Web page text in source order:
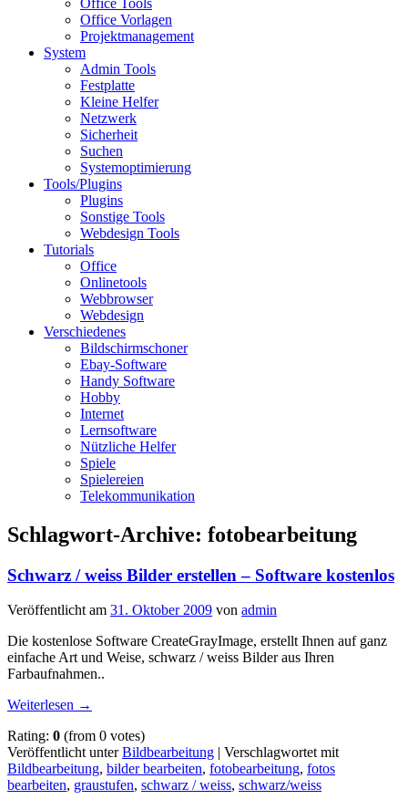
Office Vorlagen
Projektmanagement
System
Admin Tools
Festplatte
Kleine Helfer
Netzwerk
Sicherheit
Suchen
Systemoptimierung
Tools/Plugins
Plugins
Sonstige Tools
Webdesign Tools
Tutorials
Office
Onlinetools
Webbrowser
Webdesign
Verschiedenes
Bildschirmschoner
Ebay-Software
Handy Software
Hobby
Internet
Lernsoftware
Nützliche Helfer
Spiele
Spielereien
Telekommunikation
Schlagwort-Archive: fotobearbeitung
Schwarz / weiss Bilder erstellen – Software kostenlos
Veröffentlicht am 31. Oktober 2009 von admin
Die kostenlose Software CreateGrayImage, erstellt Ihnen auf ganz
einfache Art und Weise, schwarz / weiss Bilder aus Ihren
Farbaufnahmen..
Weiterlesen →
Rating: 0 (from 0 votes)
Veröffentlicht unter Bildbearbeitung | Verschlagwortet mit
Bildbearbeitung, bilder bearbeiten, fotobearbeitung, fotos
bearbeiten, graustufen, schwarz / weiss, schwarz/weiss